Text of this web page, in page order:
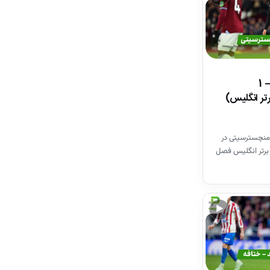
خلاصه بازی وستهم 1 – 1
انگلیس)
در
انگلیس فصل
▶